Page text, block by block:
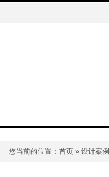
您当前的位置： 首页 » 设计案例